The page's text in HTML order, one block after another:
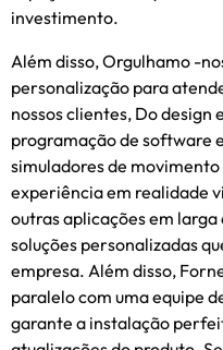
investimento.
Além disso, Orgulhamo -
personalização para
nossos clientes, Do design
programação de software
simuladores de
experiência em realidade
outras aplicações em
soluções personalizadas
empresa. Além disso,
paralelo com uma equipe
garante a instalação